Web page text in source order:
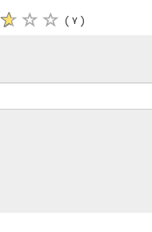
( ۷ )